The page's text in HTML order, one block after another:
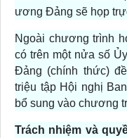
ương Đảng sẽ họp
Ngoài chương trình
có trên một nửa số
Đảng (chính thức)
triệu tập Hội nghị
bổ sung vào chương
Trách nhiệm và